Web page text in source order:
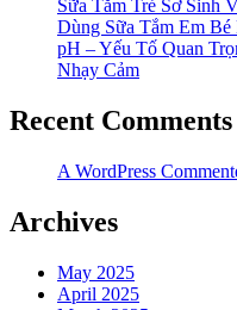
Sữa Tắm Trẻ Sơ Sinh
Dùng Sữa Tắm Em
pH – Yếu Tố Quan
Nhạy Cảm
Recent Comments
A WordPress
Archives
May 2025
April 2025